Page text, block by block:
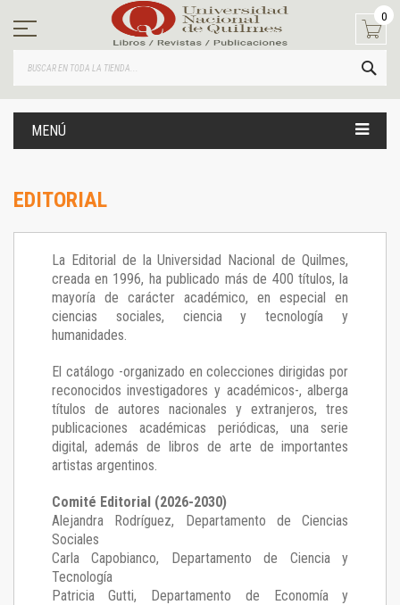
contenido
0
MENÚ
EDITORIAL
La Editorial de la Universidad Nacional de Quilmes,
creada en 1996, ha publicado más de 400 títulos, la
mayoría de carácter académico, en especial en
ciencias sociales, ciencia y tecnología y
humanidades.
El catálogo -organizado en colecciones dirigidas por
reconocidos investigadores y académicos-, alberga
títulos de autores nacionales y extranjeros, tres
publicaciones académicas periódicas, una serie
digital, además de libros de arte de importantes
artistas argentinos.
Comité Editorial (2026-2030)
Alejandra Rodríguez, Departamento de Ciencias
Sociales
Carla Capobianco, Departamento de Ciencia y
Tecnología
Patricia Gutti, Departamento de Economía y